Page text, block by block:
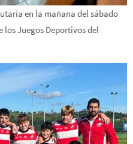
en la mañana del sábado
Juegos Deportivos del